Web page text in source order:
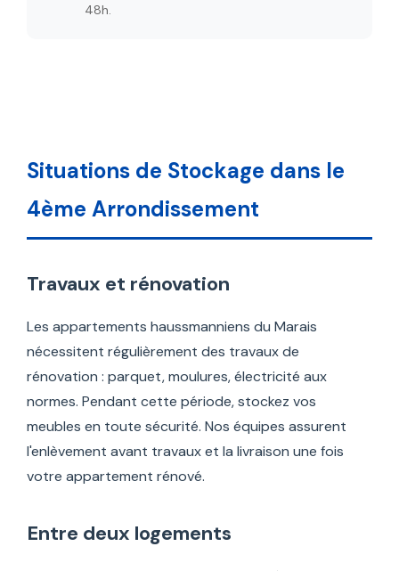
48h.
Situations de Stockage dans le
4ème Arrondissement
Travaux et rénovation
Les appartements haussmanniens du Marais
nécessitent régulièrement des travaux de
rénovation : parquet, moulures, électricité aux
normes. Pendant cette période, stockez vos
meubles en toute sécurité. Nos équipes assurent
l'enlèvement avant travaux et la livraison une fois
votre appartement rénové.
Entre deux logements